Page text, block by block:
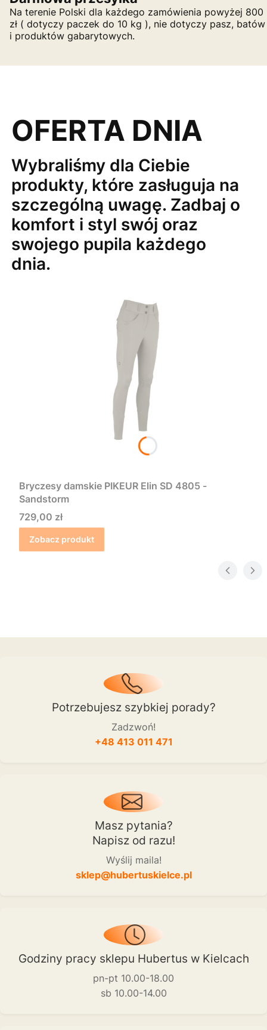
Na terenie Polski dla każdego zamówienia powyżej 800
zł ( dotyczy paczek do 10 kg ), nie dotyczy pasz, batów
i produktów gabarytowych.
OFERTA DNIA
Wybraliśmy dla Ciebie
produkty, które zasługuja na
szczególną uwagę. Zadbaj o
komfort i styl swój oraz
swojego pupila każdego
dnia.
Bryczesy damskie PIKEUR Elin SD 4805 -
Sandstorm
Cena
729,00 zł
Zobacz produkt
Potrzebujesz szybkiej porady?
Zadzwoń!
+48 413 011 471
Masz pytania?
Napisz od razu!
Wyślij maila!
sklep@hubertuskielce.pl
Godziny pracy sklepu Hubertus w Kielcach
pn-pt 10.00-18.00
sb 10.00-14.00